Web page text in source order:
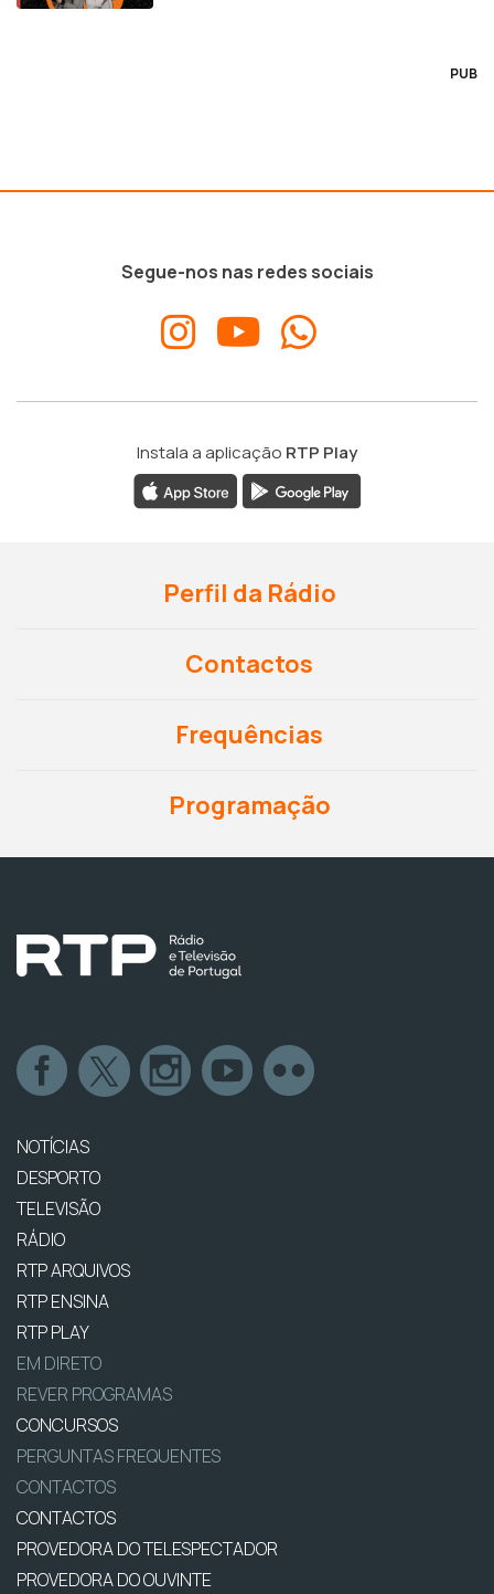
PUB
Segue-nos nas redes sociais
Instala a aplicação RTP Play
Perfil da Rádio
Contactos
Frequências
Programação
NOTÍCIAS
DESPORTO
TELEVISÃO
RÁDIO
RTP ARQUIVOS
RTP ENSINA
RTP PLAY
EM DIRETO
REVER PROGRAMAS
CONCURSOS
PERGUNTAS FREQUENTES
CONTACTOS
CONTACTOS
PROVEDORA DO TELESPECTADOR
PROVEDORA DO OUVINTE